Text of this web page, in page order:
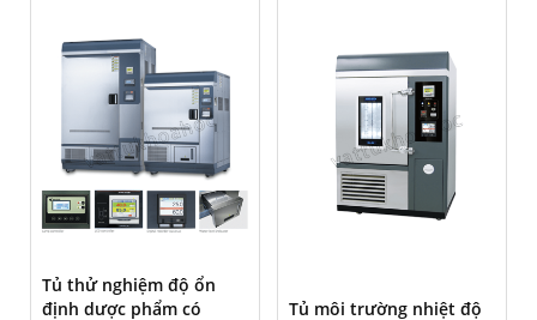
Tủ thử nghiệm độ ổn
định dược phẩm có
Tủ môi trường nhiệt độ